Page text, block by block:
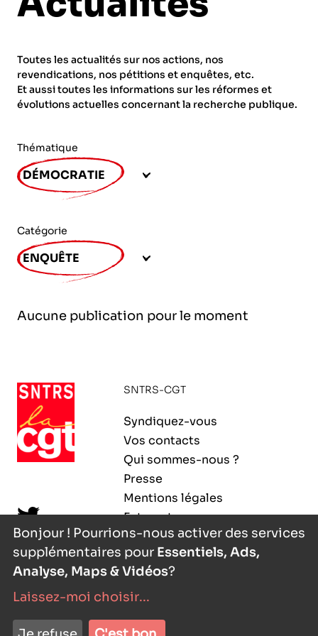
Fonction publique
Actions spécifiques
ORGANISMES
CNRS – Centre national de la recherche
scientifique
INRIA - Institut national de recherche en
INSERM – Institut national de la santé et de la
recherche médicale
développement
INED – Institut national d’études
démographiques
l’exploitation de la mer
AGENDA
PUBLICATIONS
ADHÉRER
Toutes les actualités sur nos actions, nos
revendications, nos pétitions et enquêtes, etc.
Et aussi toutes les informations sur les réformes et
évolutions actuelles concernant la recherche publique.
Thématique
DÉMOCRATIE
Catégorie
ENQUÊTE
Aucune publication pour le moment
SNTRS-CGT
Syndiquez-vous
Vos contacts
Qui sommes-nous ?
Presse
Mentions légales
Extranet
- agence digitale
Bonjour ! Pourrions-nous activer des services
supplémentaires pour Essentiels, Ads,
Analyse, Maps & Vidéos?
Laissez-moi choisir...